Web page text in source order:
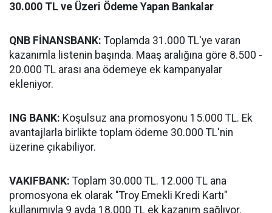
30.000 TL ve Üzeri Ödeme Yapan Bankalar
QNB FİNANSBANK: Toplamda 31.000 TL'ye varan
kazanımla listenin başında. Maaş aralığına göre 8.500 -
20.000 TL arası ana ödemeye ek kampanyalar
ekleniyor.
ING BANK: Koşulsuz ana promosyonu 15.000 TL. Ek
avantajlarla birlikte toplam ödeme 30.000 TL'nin
üzerine çıkabiliyor.
VAKIFBANK: Toplam 30.000 TL. 12.000 TL ana
promosyona ek olarak "Troy Emekli Kredi Kartı"
kullanımıyla 9 ayda 18.000 TL ek kazanım sağlıyor.